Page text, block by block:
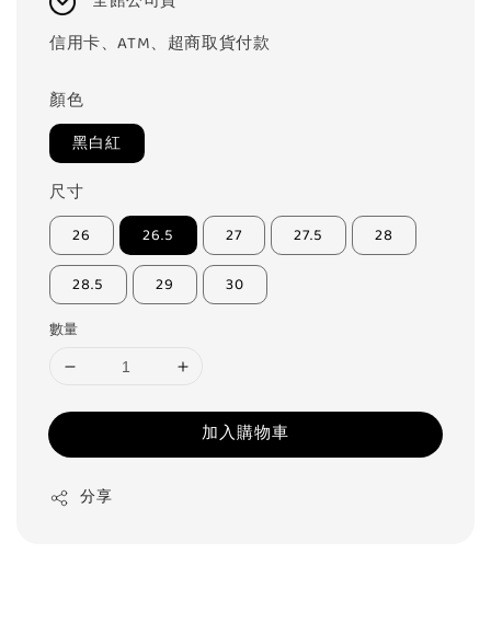
信用卡、ATM、超商取貨付款
顏色
黑白紅
尺寸
26 26.5 27 27.5 28
28.5 29 30
數量
加入購物車
分享